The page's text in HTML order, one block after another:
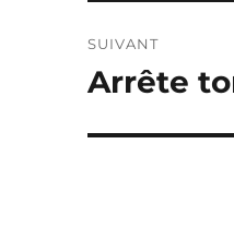
SUIVANT
Publication
Arrête